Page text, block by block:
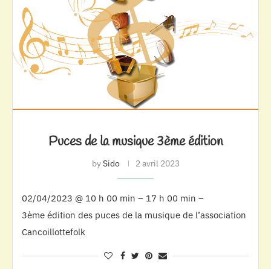
Puces de la musique 3ème édition
bySido 2 avril 2023
02/04/2023 @ 10 h 00 min – 17 h 00 min –
3ème édition des puces de la musique de l’association
Cancoillottefolk